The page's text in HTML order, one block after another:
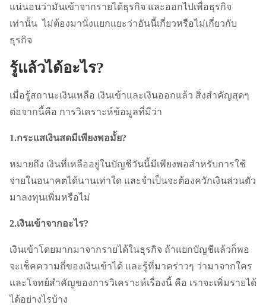
แน่นอนว่ามันเข้าจากรายได้ธุรกิจ และออกไปเพื่อธุรกิจ
เท่านั้น ไม่ต้องมานั่งแยกแยะว่าอันนี้เกี่ยวหรือไม่เกี่ยวกับ
ธุรกิจ
รู้แล้วได้อะไร?
เมื่อรู้สถานะเงินเหลือ เงินเข้าและเงินออกแล้ว สิ่งสำคัญสุดๆ
ต่อจากนี้คือ การวิเคราะห์ข้อมูลที่มีว่า
1.กระแสเงินสดมีเพียงพอมั้ย?
หมายถึง เงินที่เหลืออยู่ในบัญชีวันนี้มีเพียงพอสำหรับการใช้
จ่ายในอนาคตได้นานเท่าใด และจำเป็นจะต้องควักเงินส่วนตัว
มาลงทุนเพิ่มหรือไม่
2.เงินเข้าจากอะไร?
เงินเข้าโดยมากมาจากรายได้ในธุรกิจ ถ้าแยกบัญชีแล้วก็พอ
จะเช็คความถี่ของเงินเข้าได้ และรู้ที่มาคร่าวๆ ว่ามาจากใคร
และโจทย์สำคัญของการวิเคราะห์เรื่องนี้ คือ เราจะเพิ่มรายได้
ได้อย่างไรบ้าง